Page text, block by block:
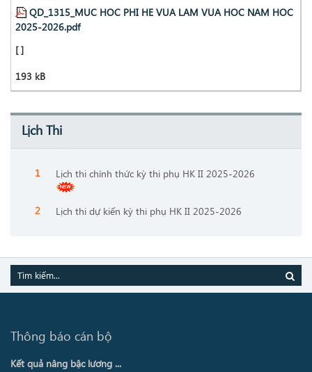
QD_1315_MUC HOC PHI HE VUA LAM VUA HOC NAM HOC
2025-2026.pdf
[ ]
193 kB
Lịch Thi
Lịch thi chính thức kỳ thi phụ HK II 2025-2026
Lịch thi dự kiến kỳ thi phụ HK II 2025-2026
Thông báo cán bộ
Kết quả nâng bậc lương ...